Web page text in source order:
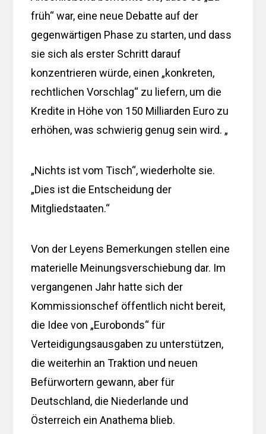
früh“ war, eine neue Debatte auf der
gegenwärtigen Phase zu starten, und dass
sie sich als erster Schritt darauf
konzentrieren würde, einen „konkreten,
rechtlichen Vorschlag“ zu liefern, um die
Kredite in Höhe von 150 Milliarden Euro zu
erhöhen, was schwierig genug sein wird. „
„Nichts ist vom Tisch“, wiederholte sie.
„Dies ist die Entscheidung der
Mitgliedstaaten.“
Von der Leyens Bemerkungen stellen eine
materielle Meinungsverschiebung dar. Im
vergangenen Jahr hatte sich der
Kommissionschef öffentlich nicht bereit,
die Idee von „Eurobonds“ für
Verteidigungsausgaben zu unterstützen,
die weiterhin an Traktion und neuen
Befürwortern gewann, aber für
Deutschland, die Niederlande und
Österreich ein Anathema blieb.